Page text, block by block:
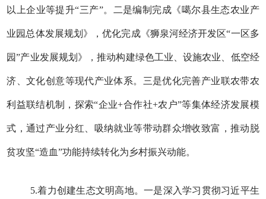
以上企业等提升“三产”。二是编制完成《噶尔县生态农业产
业园总体发展规划》，优化完成《狮泉河经济开发区“一区多
园”产业发展规划》，推动构建绿色工业、设施农业、低空经
济、文化创意等现代产业体系。三是优化完善产业联农带农
利益联结机制，探索“企业+合作社+农户”等集体经济发展模
式，通过产业分红、吸纳就业等带动群众增收致富，推动脱
贫攻坚“造血”功能持续转化为乡村振兴动能。
5.着力创建生态文明高地。一是深入学习贯彻习近平生